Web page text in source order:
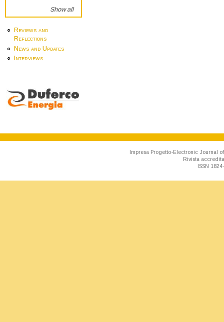
Show all
Reviews and
Reflections
News and Updates
Interviews
Impresa Progetto-Electronic Journal
Rivista
ISSN